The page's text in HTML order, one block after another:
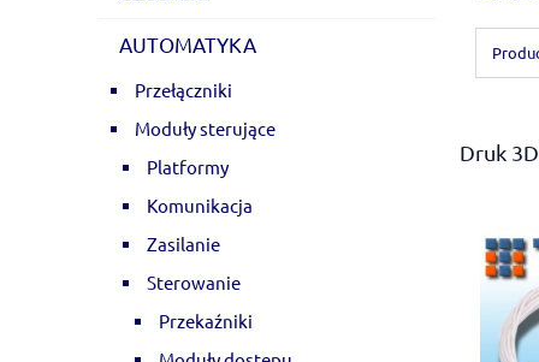
AUTOMATYKA
Przełączniki
Moduły sterujące
Platformy
Komunikacja
Zasilanie
Sterowanie
Przekaźniki
Druk 3D